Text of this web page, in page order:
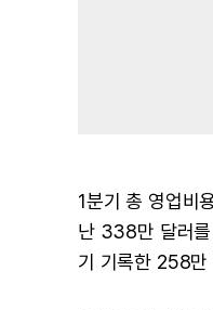
1분기 총 영업비
난 338만 달러를
기 기록한 258만